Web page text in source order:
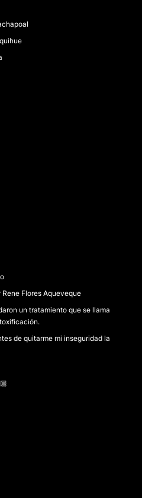
Flores Aqueveque
un tratamiento que se llama
de quitarme mi inseguridad la